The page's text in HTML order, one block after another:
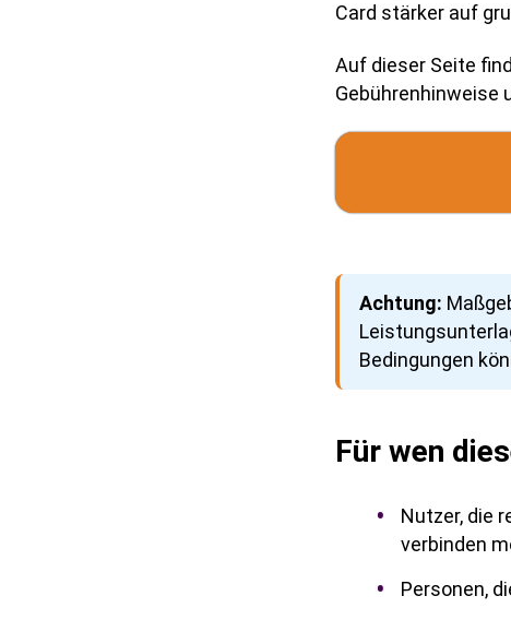
Card stärker auf
Auf dieser Seite
Gebührenhinweise
Achtung:
Bedingungen
Für wen
Nutzer, die
verbinden
Personen,